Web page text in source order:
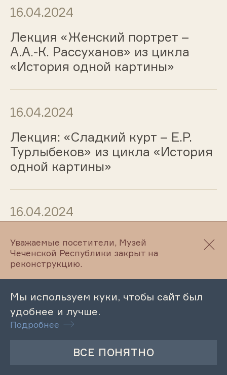
16.04.2024
Лекция «Женский портрет –
А.А.-К. Рассуханов» из цикла
«История одной картины»
16.04.2024
Лекция: «Сладкий курт – Е.Р.
Турлыбеков» из цикла «История
одной картины»
16.04.2024
Лекция «Роль станковой
графики в творчестве Котина
В.М.»
15.04.2024
выставке «Этнографическое
Уважаемые посетители, Музей
Чеченской Республики закрыт на
реконструкцию.
Мы используем куки, чтобы сайт был
удобнее и лучше.
Подробнее